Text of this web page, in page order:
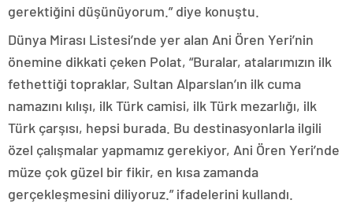
gerektiğini düşünüyorum.” diye konuştu.
Dünya Mirası Listesi’nde yer alan Ani Ören Yeri’nin
önemine dikkati çeken Polat, “Buralar, atalarımızın ilk
fethettiği topraklar, Sultan Alparslan’ın ilk cuma
namazını kılışı, ilk Türk camisi, ilk Türk mezarlığı, ilk
Türk çarşısı, hepsi burada. Bu destinasyonlarla ilgili
özel çalışmalar yapmamız gerekiyor, Ani Ören Yeri’nde
müze çok güzel bir fikir, en kısa zamanda
gerçekleşmesini diliyoruz.” ifadelerini kullandı.